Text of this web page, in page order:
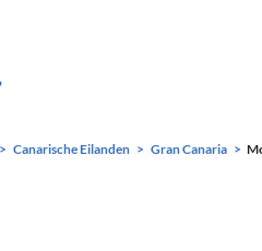
Canarische Eilanden Gran Canaria